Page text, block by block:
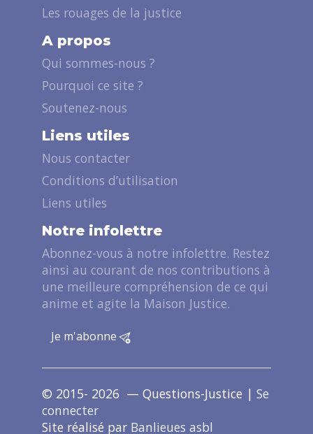
Les rouages de la justice
A propos
Qui sommes-nous ?
Pourquoi ce site ?
Soutenez-nous
Liens utiles
Nous contacter
Conditions d’utilisation
Liens utiles
Notre infolettre
Abonnez-vous à notre infolettre. Restez
ainsi au courant de nos contributions à
une meilleure compréhension de ce qui
anime et agite la Maison Justice.
Je m'abonne
© 2015- 2026 — Questions-Justice | Se
connecter
Site réalisé par Banlieues asbl